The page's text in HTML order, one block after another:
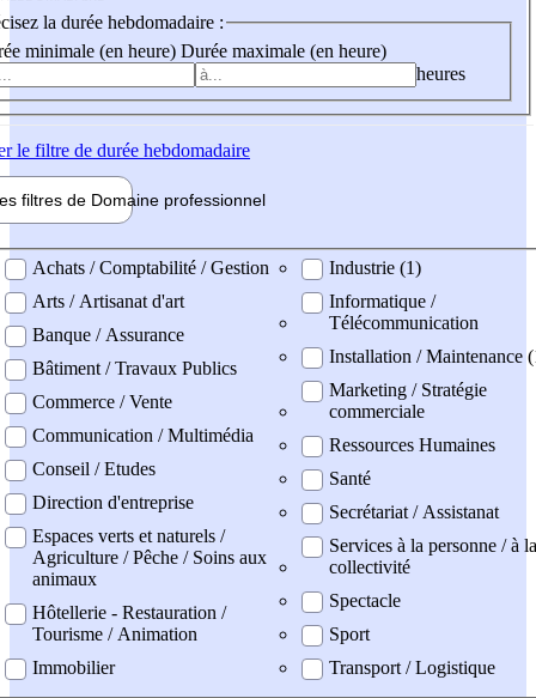
la durée hebdomadaire :
minimale (en heure) Durée maximale (en heure)
heures
le filtre de durée hebdomadaire
filtres de Domaine professionnel
professionel
Achats / Comptabilité / Gestion
Arts / Artisanat d'art
Banque / Assurance
Bâtiment / Travaux Publics
Commerce / Vente
Communication / Multimédia
Conseil / Etudes
Direction d'entreprise
Espaces verts et naturels /
Agriculture / Pêche / Soins aux
animaux
Hôtellerie - Restauration /
Tourisme / Animation
Immobilier
Industrie (1)
Informatique /
Télécommunication
Installation / Maintenance
Marketing / Stratégie
commerciale
Ressources Humaines
Santé
Secrétariat / Assistanat
Services à la personne / à la
collectivité
Spectacle
Sport
Transport / Logistique